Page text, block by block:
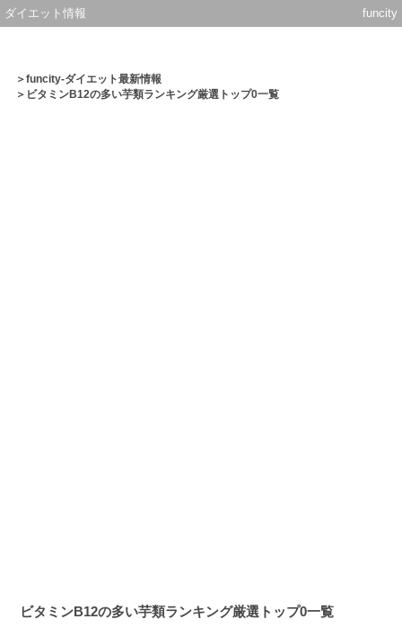
ダイエット情報 funcity
＞funcity-ダイエット最新情報
＞ビタミンB12の多い芋類ランキング厳選トップ0一覧
ビタミンB12の多い芋類ランキング厳選トップ0一覧